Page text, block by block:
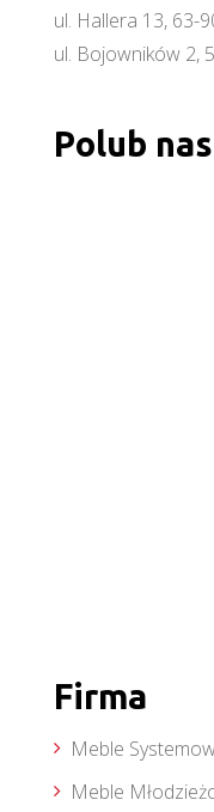
ul. Hallera 13, 63-
ul. Bojowników 2,
Polub
Firma
Meble
Meble